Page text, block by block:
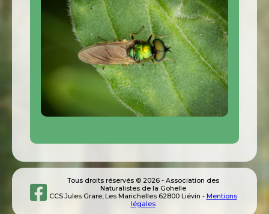
Tous droits réservés © 2026 - Association des
Naturalistes de la Gohelle
CCS Jules Grare, Les Marichelles 62800 Liévin - Mentions
légales